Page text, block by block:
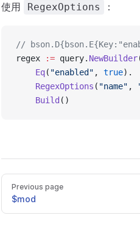
使用 RegexOptions ：
//
regex
:= query. NewBuilder
    Eq
( "enabled" , true).
    RegexOptions
( "name" ,
    Build
()
Previous page
$mod